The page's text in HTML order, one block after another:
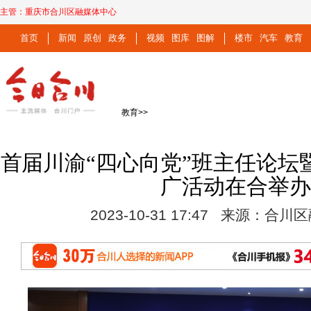
主管： 重庆市合川区融媒体中心
首页 新闻 原创 政务 视频 图库 图解 楼市 汽车 教育
教育>>
首届川渝“四心向党”班主任论坛
广活动在合举办
2023-10-31 17:47 来源：合川区